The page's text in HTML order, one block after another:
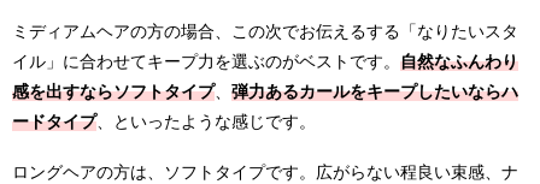
ミディアムヘアの方の場合、この次でお伝えるする「なりたいスタ
イル」に合わせてキープ力を選ぶのがベストです。 自然なふんわり
感を出すならソフトタイプ、 弾力あるカールをキープしたいならハ
ードタイプ、といったような感じです。
ロングヘアの方は、ソフトタイプです。広がらない程良い束感、ナ